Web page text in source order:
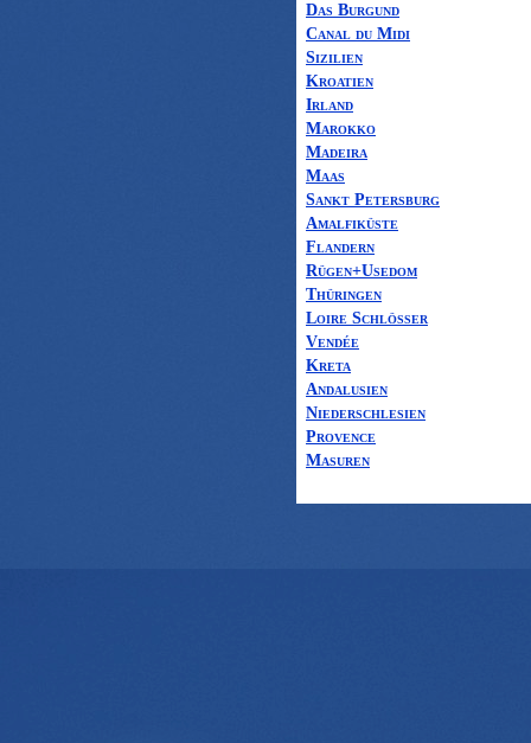
Das Burgund
Canal du Midi
Sizilien
Kroatien
Irland
Marokko
Madeira
Maas
Sankt Petersburg
Amalfiküste
Flandern
Rügen+Usedom
Thüringen
Loire Schlösser
Vendée
Kreta
Andalusien
Niederschlesien
Provence
Masuren